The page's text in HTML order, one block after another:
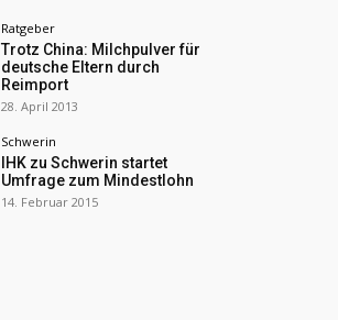
Ratgeber
Trotz China: Milchpulver für
deutsche Eltern durch
Reimport
28. April 2013
Schwerin
IHK zu Schwerin startet
Umfrage zum Mindestlohn
14. Februar 2015